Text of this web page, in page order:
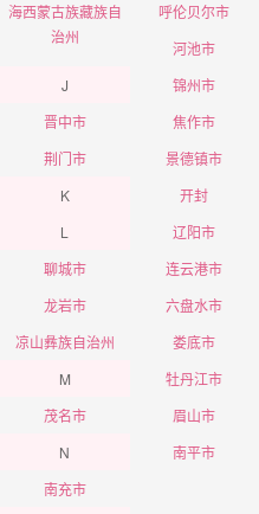
海西蒙古族藏族自
治州
呼伦贝尔市
河池市
J
锦州市
晋中市
焦作市
荆门市
景德镇市
K
开封
L
辽阳市
聊城市
连云港市
龙岩市
六盘水市
凉山彝族自治州
娄底市
M
牡丹江市
茂名市
眉山市
N
南平市
南充市